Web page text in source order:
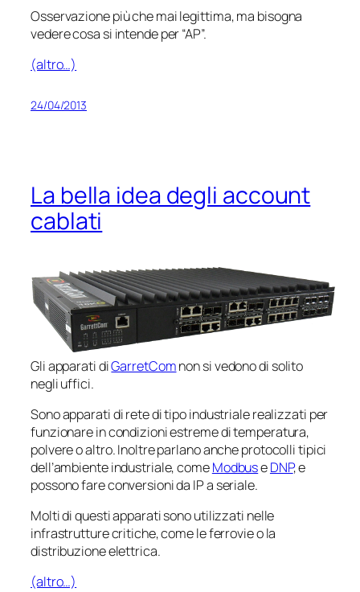
Osservazione più che mai legittima, ma bisogna
vedere cosa si intende per “AP”.
(altro…)
24/04/2013
La bella idea degli account
cablati
Gli apparati diGarretComnon si vedono di solito
negli uffici.
Sono apparati di rete di tipo industriale realizzati per
funzionare in condizioni estreme di temperatura,
polvere o altro. Inoltre parlano anche protocolli tipici
dell’ambiente industriale, comeModbuseDNP, e
possono fare conversioni da IP a seriale.
Molti di questi apparati sono utilizzati nelle
infrastrutture critiche, come le ferrovie o la
distribuzione elettrica.
(altro…)